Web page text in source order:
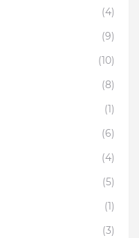
(4)
(9)
(10)
(8)
(1)
(6)
(4)
(5)
(1)
(3)